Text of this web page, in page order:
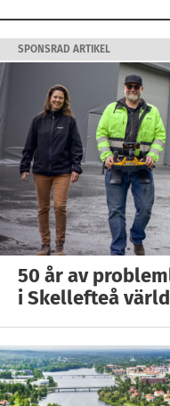
SPONSRAD ARTIKEL
50 år av
i Skellefteå